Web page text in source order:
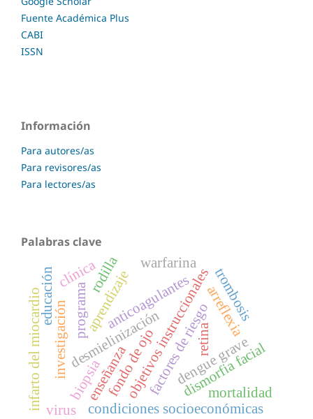
Fuente Académica Plus
CABI
ISSN
Información
Para autores/as
Para revisores/as
Para lectores/as
Palabras clave
dengue grave
factores de riesgo
condiciones socioeconómicas
objetivos instruccionales
aprendizaje
enseñanza
desmielinización arreflexia
dismorfia facial
investigaciónprograma
educación
warfarina
anticoagulantes
mortalidad
infarto del miocardio trombosis
rodilla
biopsia
clínica
fondo de ojo retina
virus